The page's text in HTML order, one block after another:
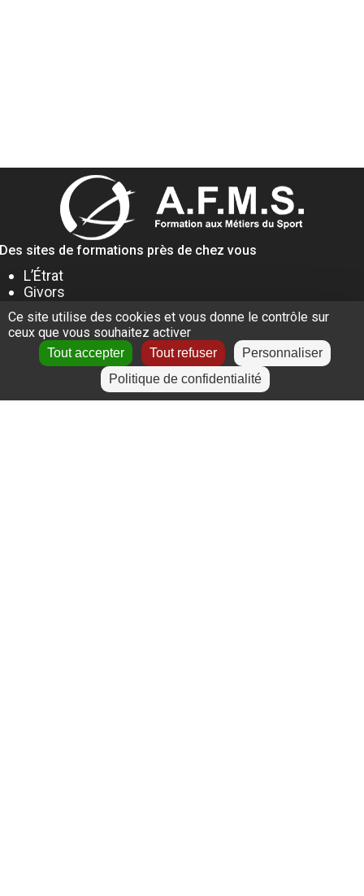
sites de formations près de chez vous
L’Étrat
Givors
Villeurbanne
Lyon
Le Puy-en-Velay
Ce site utilise des cookies et vous donne le contrôle sur
ceux que vous souhaitez activer
Tout accepter Tout refuser
Personnaliser
Politique de confidentialité